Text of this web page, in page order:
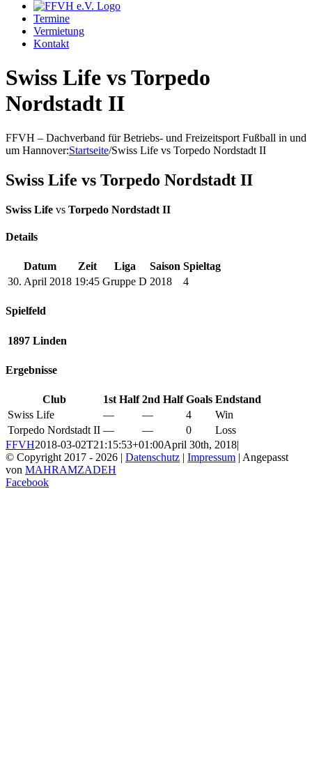
Termine
Vermietung
Kontakt
Swiss Life vs Torpedo
Nordstadt II
FFVH – Dachverband für Betriebs- und Freizeitsport Fußball in und
um Hannover:Startseite/Swiss Life vs Torpedo Nordstadt II
Swiss Life vs Torpedo Nordstadt II
Swiss Life vs Torpedo Nordstadt II
Details
Datum Zeit Liga Saison Spieltag
30. April 2018 19:45 Gruppe D 2018 4
Spielfeld
1897 Linden
Ergebnisse
Club 1st Half 2nd Half Goals Endstand
Swiss Life
— — 4
Win
Torpedo Nordstadt II — — 0
Loss
FFVH2018-03-02T21:15:53+01:00April 30th, 2018|
© Copyright 2017 - 2026 | Datenschutz | Impressum | Angepasst
von MAHRAMZADEH
Facebook